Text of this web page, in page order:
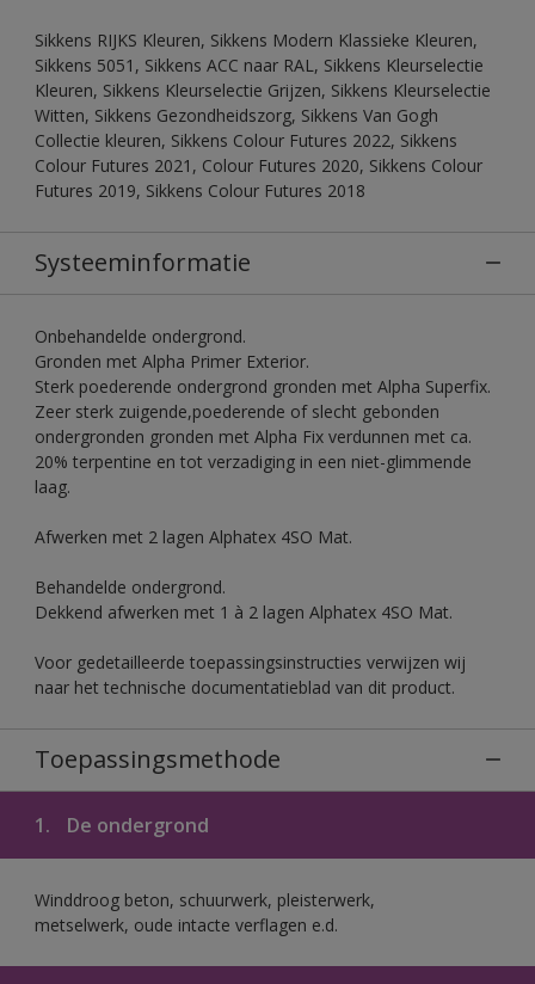
Sikkens RIJKS Kleuren, Sikkens Modern Klassieke Kleuren,
Sikkens 5051, Sikkens ACC naar RAL, Sikkens Kleurselectie
Kleuren, Sikkens Kleurselectie Grijzen, Sikkens Kleurselectie
Witten, Sikkens Gezondheidszorg, Sikkens Van Gogh
Collectie kleuren, Sikkens Colour Futures 2022, Sikkens
Colour Futures 2021, Colour Futures 2020, Sikkens Colour
Futures 2019, Sikkens Colour Futures 2018
Systeeminformatie
Onbehandelde ondergrond.
Gronden met Alpha Primer Exterior.
Sterk poederende ondergrond gronden met Alpha Superfix.
Zeer sterk zuigende,poederende of slecht gebonden
ondergronden gronden met Alpha Fix verdunnen met ca.
20% terpentine en tot verzadiging in een niet-glimmende
laag.
Afwerken met 2 lagen Alphatex 4SO Mat.
Behandelde ondergrond.
Dekkend afwerken met 1 à 2 lagen Alphatex 4SO Mat.
Voor gedetailleerde toepassingsinstructies verwijzen wij
naar het technische documentatieblad van dit product.
Toepassingsmethode
1. De ondergrond
Winddroog beton, schuurwerk, pleisterwerk,
metselwerk, oude intacte verflagen e.d.